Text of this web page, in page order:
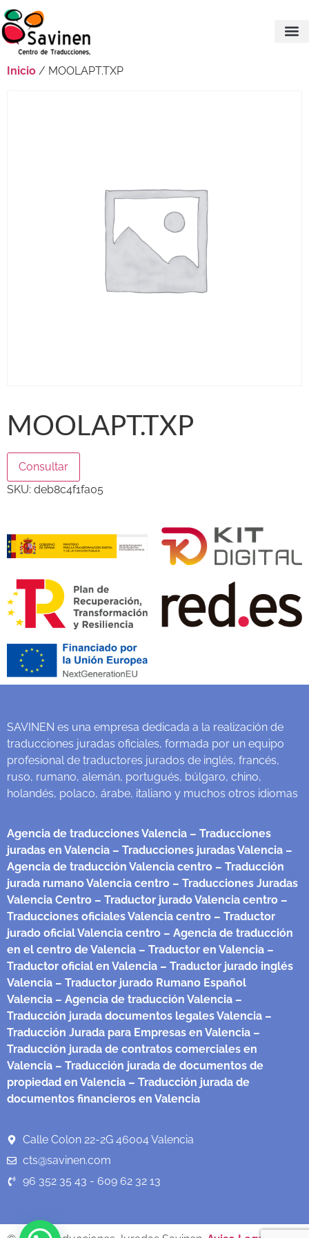
Inicio / MOOLAPT.TXP
MOOLAPT.TXP
Consultar
SKU: deb8c4f1fa05
SAVINEN es una empresa dedicada a la realización de
traducciones juradas oficiales, formada por un equipo
profesional de traductores jurados de inglés, francés,
ruso, rumano, alemán, portugués, búlgaro, chino,
holandés, polaco, árabe, italiano y muchos otros idiomas
Agencia de traducciones Valencia – Traducciones
juradas en Valencia – Traducciones juradas Valencia –
Agencia de traducción Valencia centro – Traducción
jurada rumano Valencia centro – Traducciones Juradas
Valencia Centro – Traductor jurado Valencia centro –
Traducciones oficiales Valencia centro – Traductor
jurado oficial Valencia centro – Agencia de traducción
en el centro de Valencia – Traductor en Valencia –
Traductor oficial en Valencia – Traductor jurado inglés
Valencia – Traductor jurado Rumano Español
Valencia – Agencia de traducción Valencia –
Traducción jurada documentos legales Valencia –
Traducción Jurada para Empresas en Valencia –
Traducción jurada de contratos comerciales en
Valencia – Traducción jurada de documentos de
propiedad en Valencia – Traducción jurada de
documentos financieros en Valencia
Calle Colon 22-2G 46004 Valencia
cts@savinen.com
96 352 35 43 - 609 62 32 13